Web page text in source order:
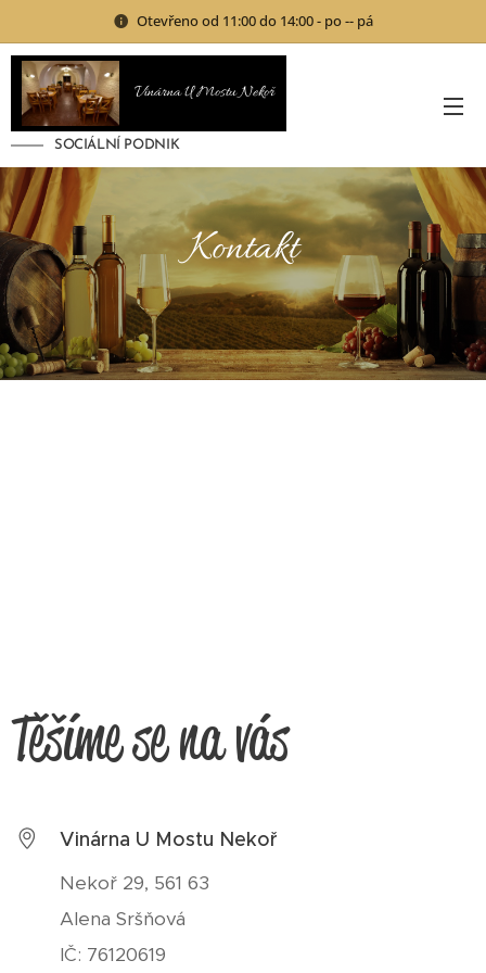
Otevřeno od 11:00 do 14:00 - po -- pá
Vinárna U Mostu Nekoř
SOCIÁLNÍ PODNIK
Kontakt
Těšíme se na vás
Vinárna U Mostu Nekoř
Nekoř 29, 561 63
Alena Sršňová
IČ: 76120619